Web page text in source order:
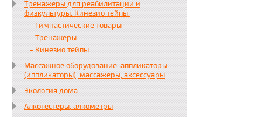
Тренажеры для реабилитации и
физкультуры. Кинезио тейпы.
- Гимнастические товары
- Тренажеры
- Кинезио тейпы
Массажное оборудование, аппликаторы
(иппликаторы), массажеры, аксессуары
Экология дома
Алкотестеры, алкометры